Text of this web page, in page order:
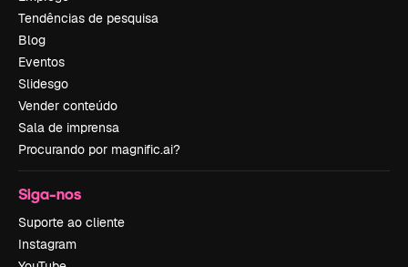
Tendências de pesquisa
Blog
Eventos
Slidesgo
Vender conteúdo
Sala de imprensa
Procurando por magnific.ai?
Siga-nos
Suporte ao cliente
Instagram